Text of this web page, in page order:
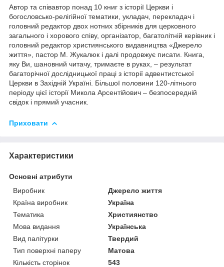
Автор та співавтор понад 10 книг з історії Церкви і
богословсько-релігійної тематики, укладач, перекладач і
головний редактор двох нотних збірників для церковного
загального і хорового співу, організатор, багатолітній керівник і
головний редактор християнського видавництва «Джерело
життя», пастор М. Жукалюк і далі продовжує писати. Книга,
яку Ви, шановний читачу, тримаєте в руках, – результат
багаторічної дослідницької праці з історії адвентистської
Церкви в Західній Україні. Більшої половини 120-літнього
періоду цієї історії Микола Арсентійович – безпосередній
свідок і прямий учасник.
Приховати
Характеристики
Основні атрибути
Виробник
Джерело життя
Країна виробник
Україна
Тематика
Християнство
Мова видання
Українська
Вид палітурки
Твердий
Тип поверхні паперу
Матова
Кількість сторінок
543